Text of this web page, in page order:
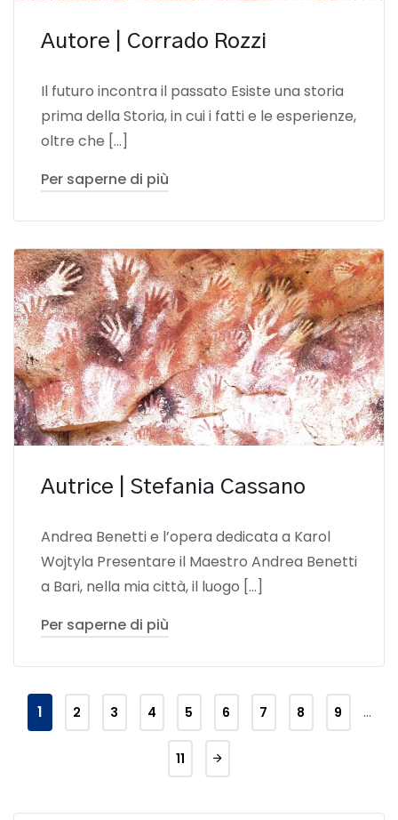
Autore | Corrado Rozzi
Il futuro incontra il passato Esiste una storia
prima della Storia, in cui i fatti e le esperienze,
oltre che […]
Per saperne di più
Autrice | Stefania Cassano
Andrea Benetti e l’opera dedicata a Karol
Wojtyla Presentare il Maestro Andrea Benetti
a Bari, nella mia città, il luogo […]
Per saperne di più
1 2 3 4 5 6 7 8 9 …
11